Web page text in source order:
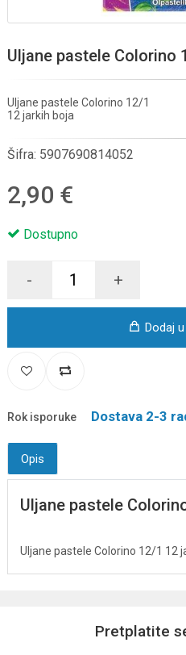
Uljane pastele Colorino
Uljane pastele Colorino 12/1
12 jarkih boja
Šifra: 5907690814052
2,90 €
Dostupno
- +
Dodaj
Rok isporuke Dostava 2-3
Opis
Uljane pastele
Uljane pastele Colorino 12/1 12
Pretplatite